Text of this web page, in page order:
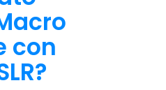
con